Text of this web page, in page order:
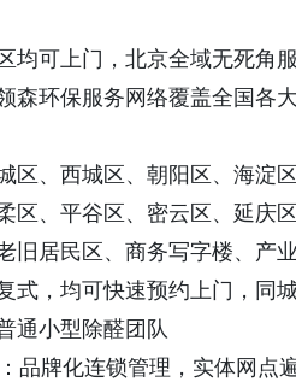
均可上门，北京全域无死角
森环保服务网络覆盖全国各
区、西城区、朝阳区、海淀
区、平谷区、密云区、延庆
旧居民区、商务写字楼、产
式，均可快速预约上门，同
通小型除醛团队
品牌化连锁管理，实体网点